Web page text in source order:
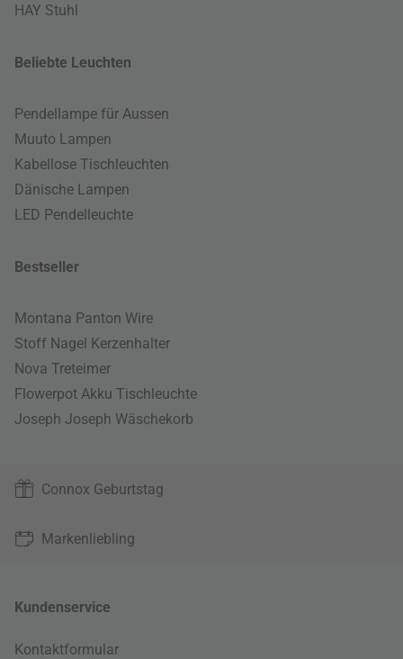
HAY Stuhl
Beliebte Leuchten
Pendellampe für Aussen
Muuto Lampen
Kabellose Tischleuchten
Dänische Lampen
LED Pendelleuchte
Bestseller
Montana Panton Wire
Stoff Nagel Kerzenhalter
Nova Treteimer
Flowerpot Akku Tischleuchte
Joseph Joseph Wäschekorb
Connox Geburtstag
Markenliebling
Kundenservice
Kontaktformular